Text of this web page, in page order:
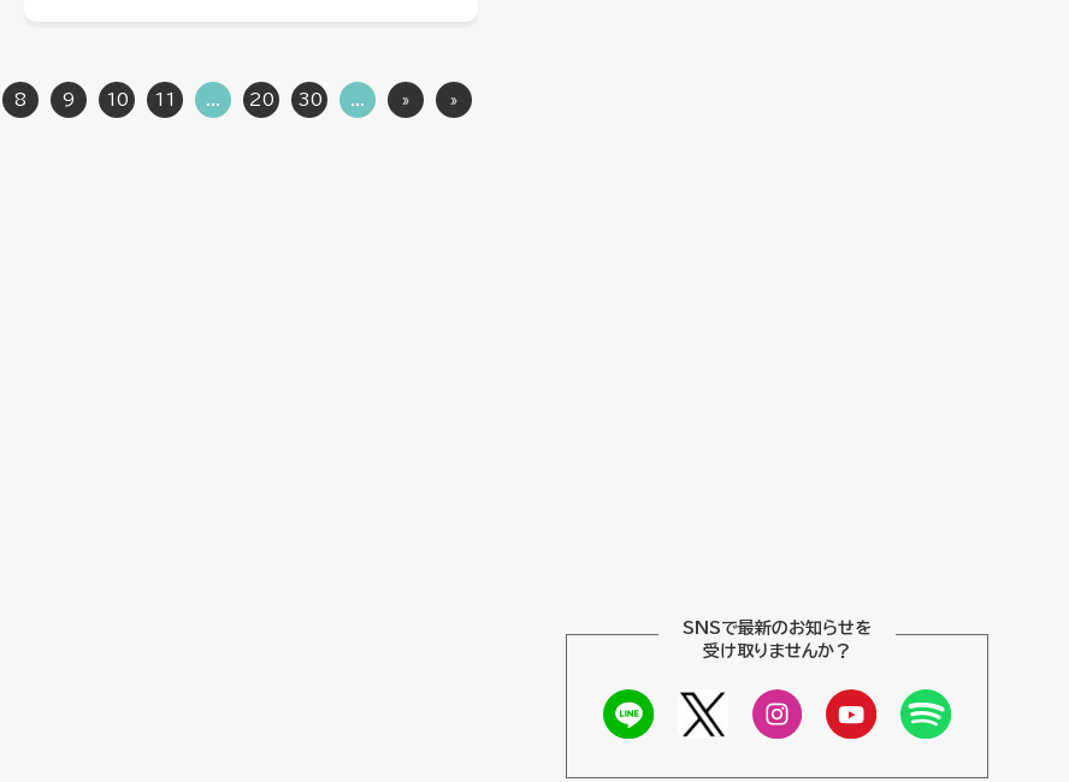
8 9 10 11 20 30 » »
SNSで最新のお知らせを
受け取りませんか？